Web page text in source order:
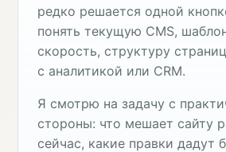
редко решается одной
понять текущую CMS,
скорость, структуру
с аналитикой или CRM.
Я смотрю на задачу с
стороны: что мешает сайту
сейчас, какие правки дадут